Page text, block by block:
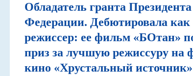
Обладатель гранта
Федерации. Дебютировала как
режиссер: ее фильм «БОтан»
приз за лучшую режиссуру на
кино «Хрустальный